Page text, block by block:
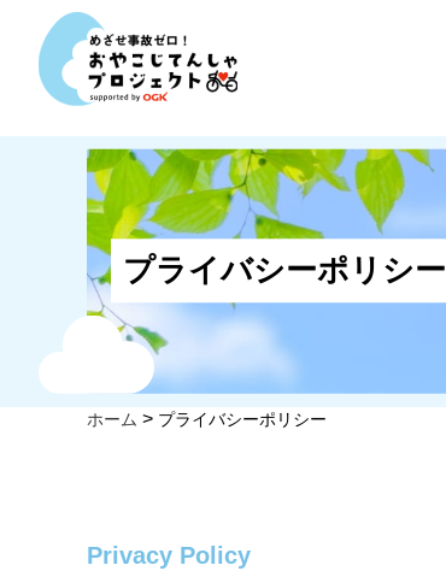
プライバシーポリシー
ホーム > プライバシーポリシー
Privacy Policy